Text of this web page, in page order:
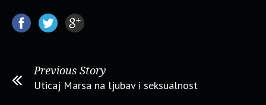
Previous Story
Uticaj Marsa na ljubav i seksualnost